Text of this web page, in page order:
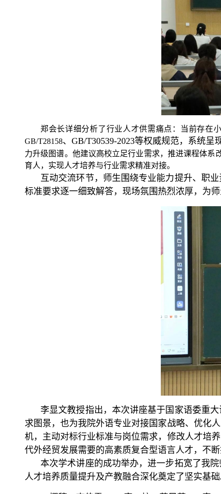
郑会长详细分析了行业人才供需痛点：当前存在
GB/T28158、GB/T30539-2023等权威规范，系统呈
力升级图谱。他建议高校立足行业需求，推进课程体系
育人，实现人才培养与行业需求精准对接。
互动交流环节，师生围绕专业能力提升、职
标准要求逐一细致解答，现场氛围热烈浓厚，为
李显文教授指出，本次讲座基于国家语委重
求图景，也为我院外语专业对接国家战略、优化
机，主动对标行业标准与岗位需求，修改人才培
代外经贸发展需要的高素质复合型语言人才，不
本次学术讲座的成功举办，进一步拓宽了我
人才培养质量提升及产教融合深化奠定了坚实基